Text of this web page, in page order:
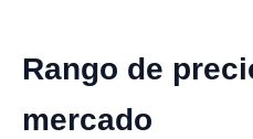
Rango de
mercado